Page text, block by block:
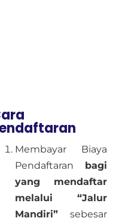
Membayar Biaya
Pendaftaran bagi
yang mendaftar
melalui “Jalur
Mandiri” sebesar